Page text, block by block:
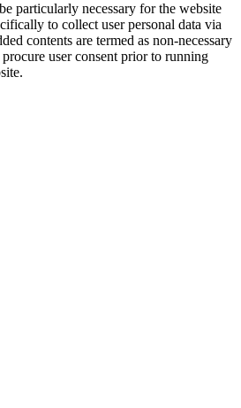
particularly necessary for the website
to collect user personal data via
contents are termed as non-necessary
user consent prior to running